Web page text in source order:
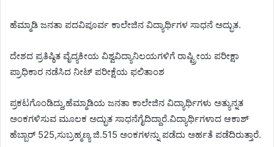
ಹೆಮ್ಮಾಡಿ ಜನತಾ ಪದವಿಪೂರ್ವ ಕಾಲೇಜಿನ ವಿದ್ಯಾರ್ಥಿಗಳ ಸಾಧನೆ ಅದ್ಭುತ.
ದೇಶದ ಪ್ರತಿಷ್ಠಿತ ವೈದ್ಯಕೀಯ ವಿಶ್ವವಿದ್ಯಾನಿಲಯಗಳಿಗೆ ರಾಷ್ಟ್ರೀಯ ಪರೀಕ್ಷಾ
ಪ್ರಾಧಿಕಾರ ನಡೆಸಿದ ನೀಟ್ ಪರೀಕ್ಷೆಯ ಫಲಿತಾಂಶ
ಪ್ರಕಟಗೊಂಡಿದ್ದು,ಹೆಮ್ಮಾಡಿಯ ಜನತಾ ಕಾಲೇಜಿನ ವಿದ್ಯಾರ್ಥಿಗಳು ಅತ್ಯುನ್ನತ
ಅಂಕಗಳಿಸುವ ಮೂಲಕ ಅದ್ಭುತ‌ ಸಾಧನೆಗೈದಿದ್ದಾರೆ.ವಿದ್ಯಾರ್ಥಿಗಳಾದ ಆಕಾಶ್
ಹೆಬ್ಬಾರ್ 525,ಸುಬ್ರಹ್ಮಣ್ಯ ಜಿ.515 ಅಂಕಗಳನ್ನು ಪಡೆದು ಅರ್ಹತೆ ಪಡೆದಿರುತ್ತಾರೆ.